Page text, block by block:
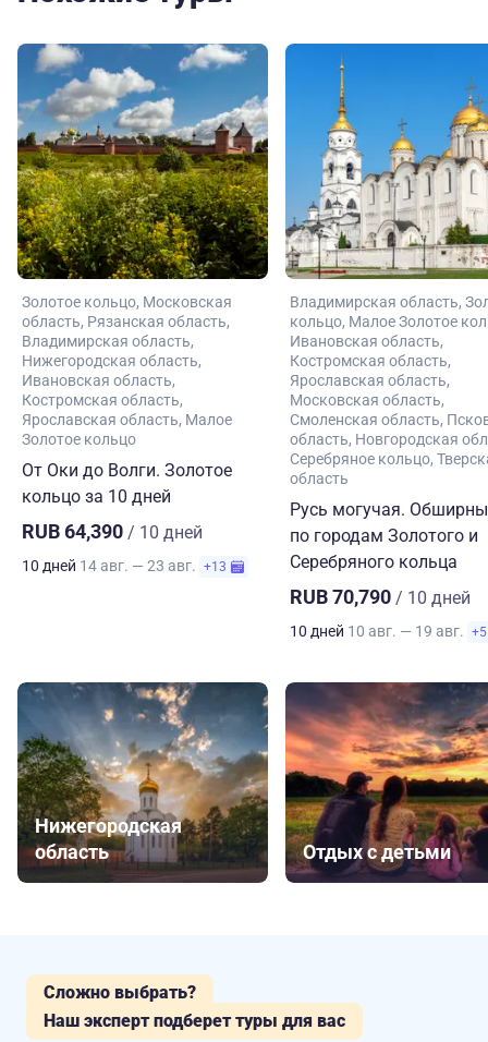
Золотое кольцо Московская
область Рязанская область
Владимирская область
Нижегородская область
Ивановская область
Костромская область
Ярославская область Малое
Золотое кольцо
От Оки до Волги. Золотое
кольцо за 10 дней
RUB 64,390 / 10 дней
10 дней 14 авг. — 23 авг. +13
Владимирская область
кольцо Малое Золотое
Ивановская область
Костромская область
Ярославская область
Московская область
Смоленская область
область Новгородская
Серебряное кольцо
область
Русь могучая.
по городам Золотого и
Серебряного кольца
RUB 70,790 / 10 дней
10 дней 10 авг. — 19 авг. +5
Нижегородская
область
Отдых с детьми
Сложно выбрать?
Наш эксперт подберет туры для вас